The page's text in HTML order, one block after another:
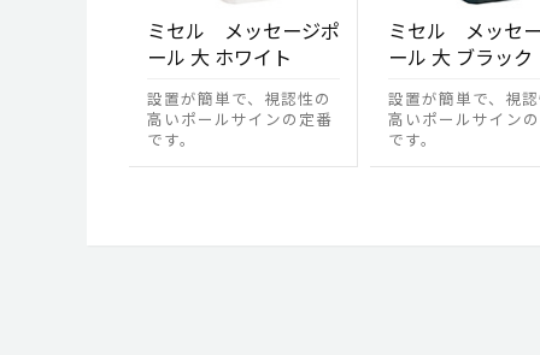
ミセル メッセージポ
ール 大 ホワイト
設置が簡単で、視認性の
高いポールサインの定番
です。
ミセル メッセ
ール 大 ブラック
設置が簡単で、視
高いポールサイン
です。